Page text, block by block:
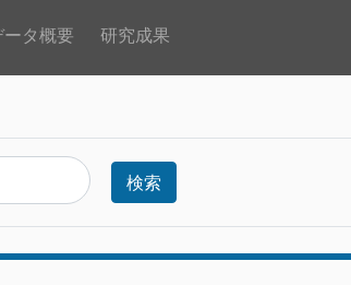
ータ概要 研究成果
検索